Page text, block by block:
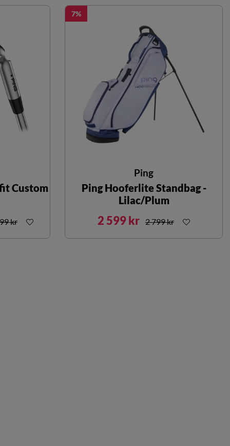
Custom
kr
7
Ping
Ping Hooferlite Standbag -
Lilac/Plum
2 599 kr 2 799 kr